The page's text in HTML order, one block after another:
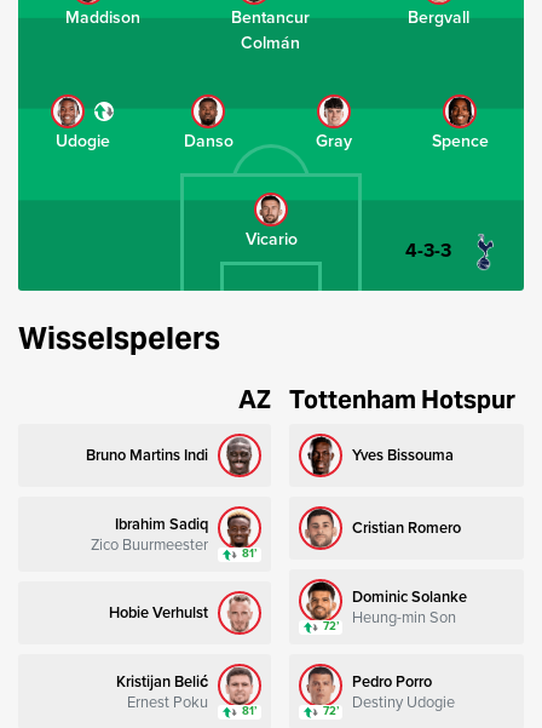
Vicario
Spence
Gray
Danso
Udogie
Bergvall
Bentancur
Colmán
Maddison
4-3-3
Wisselspelers
AZ
Bruno Martins Indi
Ibrahim Sadiq
Zico Buurmeester 81’
Hobie Verhulst
Kristijan Belić
Ernest Poku 81’
Tottenham Hotspur
Yves Bissouma
Cristian Romero
Dominic Solanke
Heung-min Son
72’
Pedro Porro
Destiny Udogie
72’